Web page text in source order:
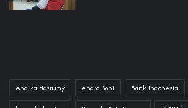
Andika Hazrumy Andra Soni Bank Indonesia